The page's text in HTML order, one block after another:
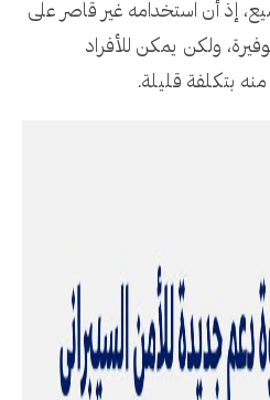
إذ أن استخدامه غير قاصر على
ولكن يمكن للأفراد
بتكلفة قليلة.